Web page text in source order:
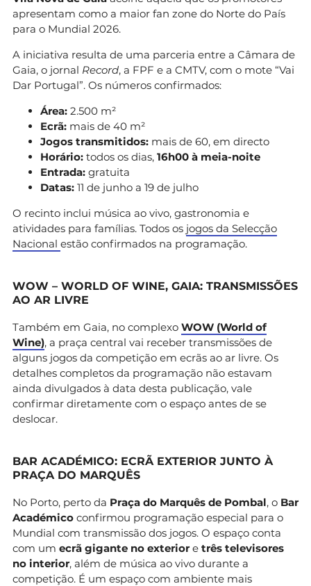
apresentam como a maior fan zone do Norte do País
para o Mundial 2026.
A iniciativa resulta de uma parceria entre a Câmara de
Gaia, o jornal Record, a FPF e a CMTV, com o mote “Vai
Dar Portugal”. Os números confirmados:
Área: 2.500 m²
Ecrã: mais de 40 m²
Jogos transmitidos: mais de 60, em directo
Horário: todos os dias, 16h00 à meia-noite
Entrada: gratuita
Datas: 11 de junho a 19 de julho
O recinto inclui música ao vivo, gastronomia e
atividades para famílias. Todos os jogos da Selecção
Nacional estão confirmados na programação.
WOW – WORLD OF WINE, GAIA: TRANSMISSÕES
AO AR LIVRE
Também em Gaia, no complexo WOW (World of
Wine), a praça central vai receber transmissões de
alguns jogos da competição em ecrãs ao ar livre. Os
detalhes completos da programação não estavam
ainda divulgados à data desta publicação, vale
confirmar diretamente com o espaço antes de se
deslocar.
BAR ACADÉMICO: ECRÃ EXTERIOR JUNTO À
PRAÇA DO MARQUÊS
No Porto, perto da Praça do Marquês de Pombal, o Bar
Académico confirmou programação especial para o
Mundial com transmissão dos jogos. O espaço conta
com um ecrã gigante no exterior e três televisores
no interior, além de música ao vivo durante a
competição. É um espaço com ambiente mais